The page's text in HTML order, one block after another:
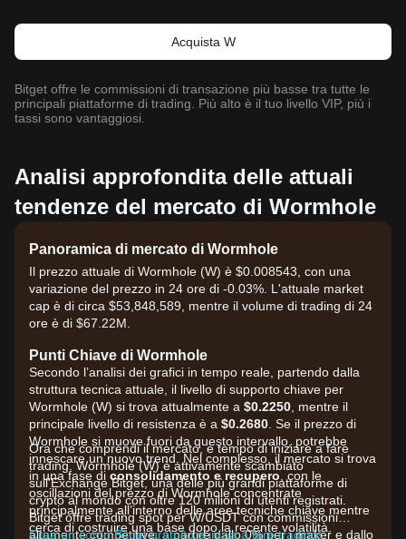
Acquista W
Bitget offre le commissioni di transazione più basse tra tutte le
principali piattaforme di trading. Più alto è il tuo livello VIP, più i
tassi sono vantaggiosi.
Analisi approfondita delle attuali
tendenze del mercato di Wormhole
Panoramica di mercato di Wormhole
Il prezzo attuale di Wormhole (W) è $0.008543, con una
variazione del prezzo in 24 ore di -0.03%. L'attuale market
cap è di circa $53,848,589, mentre il volume di trading di 24
ore è di $67.22M.
Punti Chiave di Wormhole
Secondo l’analisi dei grafici in tempo reale, partendo dalla
struttura tecnica attuale, il livello di supporto chiave per
Wormhole (W) si trova attualmente a $0.2250 , mentre il
principale livello di resistenza è a $0.2680 . Se il prezzo di
Wormhole si muove fuori da questo intervallo, potrebbe
innescare un nuovo trend. Nel complesso, il mercato si trova
in una fase di consolidamento e recupero , con le
oscillazioni del prezzo di Wormhole concentrate
principalmente all’interno delle aree tecniche chiave mentre
cerca di costruire una base dopo la recente volatilità.
Ora che comprendi il mercato, è tempo di iniziare a fare
trading. Wormhole (W) è attivamente scambiato
sull'Exchange Bitget, una delle più grandi piattaforme di
crypto al mondo con oltre 120 milioni di utenti registrati.
Bitget offre trading spot per W/USDT con commissioni
altamente competitive, a partire dallo 0% per i maker e dallo
Crea un conto Bitget gratuito e inizia a fare trading!